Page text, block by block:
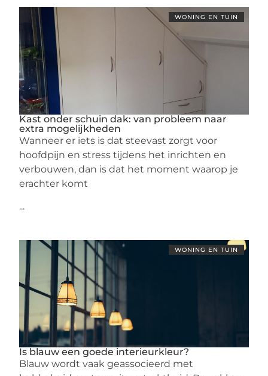
WONING EN TUIN
Kast onder schuin dak: van probleem naar
extra mogelijkheden
Wanneer er iets is dat steevast zorgt voor
hoofdpijn en stress tijdens het inrichten en
verbouwen, dan is dat het moment waarop je
erachter komt
...
WONING EN TUIN
Is blauw een goede interieurkleur?
Blauw wordt vaak geassocieerd met